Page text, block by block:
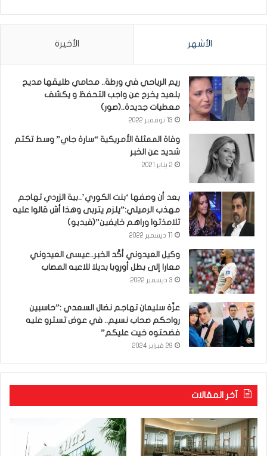
الأشهر الأخيرة
ريم الرياحي في ورطة.. محامي طليقها مديح
بلعيد يخرج عن واجب التحفظ و يكشف
معطيات جديدة..(صور)
13 نوفمبر 2022
وفاة الممثلة الأمريكية “سارة جاي” وسط تكتم
شديد عن الخبر
2 يناير 2021
بعد أن وصفها ‘بنت الكوري’..بية الزردي تهاجم
مهذب الرميلي:”يلزم يتربى وهذا أش قالوا عليه
تلامذتوا وراهم خايفين”(فيديو)
وكيل العيدوني أكّد الخبر..عيسى العيدوني
معارا إلى بطل أوروبا بديلا للاعبه المصاب
3 ديسمبر 2022
عزّة سليمان تهاجم نضال السعدي :”حاسبين
رواحكم صحاب نسيم.. في عوض تسترو عليه
فضحتوه خيت عليكم”
29 فبراير 2024
آخر المقالات